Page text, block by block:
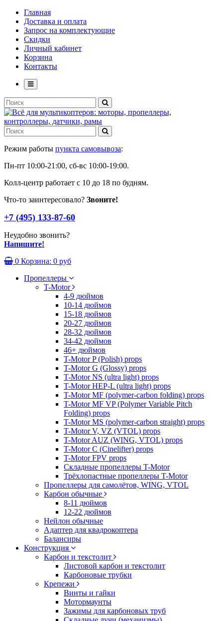
Главная
Доставка и оплата
Запрос на комплектующие
Скидки
Личный кабинет
Корзина
Контакты
Режим работы пункта самовывоза:
Пн-пт 10:00-21:00, сб-вс 10:00-19:00.
Колл-центр работает с 10 до 18 по будням.
Что-то заинтересовало? Звоните!
+7 (495) 133-87-60
Неудобно звонить?
Напишите!
0 Корзина: 0 руб
Пропеллеры
T-Motor
4-9 дюймов
10-14 дюймов
15-18 дюймов
20-27 дюймов
28-32 дюймов
34-42 дюймов
46+ дюймов
T-Motor P (Polish) props
T-Motor G (Glossy) props
T-Motor NS (ultra light) props
T-Motor HEP-L (ultra light) props
T-Motor MF (polymer-carbon folding) props
T-Motor MF VP (Polymer Variable Pitch
Folding) props
T-Motor MS (polymer-carbon straight) props
T-Motor V, VZ (VTOL) props
T-Motor AUZ (WING, VTOL) props
T-Motor C (Cinelifter) props
T-Motor FPV props
Складные пропеллеры T-Motor
Трёхлопастные пропеллеры T-Motor
Пропеллеры для самолётов, WING, VTOL
Карбон обычные
8-11 дюймов
12-22 дюймов
Нейлон обычные
Адаптер для квадрокоптера
Балансиры
Конструкция
Карбон и текстолит
Листовой карбон и текстолит
Карбоновые трубки
Крепежи
Винты и гайки
Мотормаунты
Зажимы для карбоновых труб